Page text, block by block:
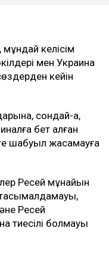
келісім
мен Украина
кейін
сондай-ақ,
бет алған
шабуыл жасамауға
Ресей мұнайын
тасымалдамауы,
Ресей
тиесілі болмауы